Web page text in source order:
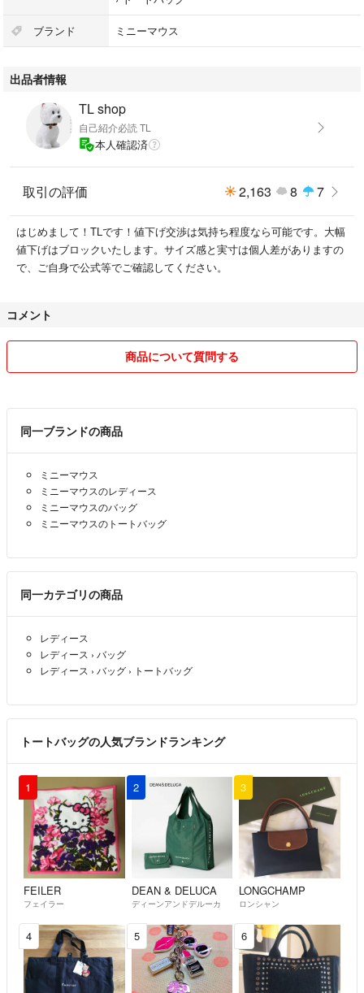
ブランド ミニーマウス
出品者情報
TL shop
自己紹介必読 TL
本人確認済
取引の評価 2,163 8 7
はじめまして！TLです！値下げ交渉は気持ち程度なら可能です。大幅
値下げはブロックいたします。サイズ感と実寸は個人差がありますの
で、ご自身で公式等でご確認してください。
コメント
商品について質問する
同一ブランドの商品
ミニーマウス
ミニーマウスのレディース
ミニーマウスのバッグ
ミニーマウスのトートバッグ
同一カテゴリの商品
レディース
レディース › バッグ
レディース › バッグ › トートバッグ
トートバッグの人気ブランドランキング
1
FEILER
フェイラー
2
DEAN & DELUCA
ディーンアンドデルーカ
3
LONGCHAMP
ロンシャン
4 5 6